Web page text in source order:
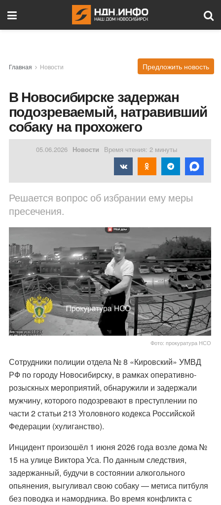
Главная Новости Предложить новость
В Новосибирске задержан
подозреваемый, натравивший
собаку на прохожего
05.06.2026 Новости Время чтения: 2 минуты
Решается вопрос об избрании ему меры
пресечения.
Фото: прокуратура НСО
Сотрудники полиции отдела № 8 «Кировский» УМВД
РФ по городу Новосибирску, в рамках оперативно-
розыскных мероприятий, обнаружили и задержали
мужчину, которого подозревают в преступлении по
части 2 статьи 213 Уголовного кодекса Российской
Федерации (хулиганство).
Инцидент произошёл 1 июня 2026 года возле дома №
15 на улице Виктора Уса. По данным следствия,
задержанный, будучи в состоянии алкогольного
опьянения, выгуливал свою собаку — метиса питбуля
без поводка и намордника. Во время конфликта с